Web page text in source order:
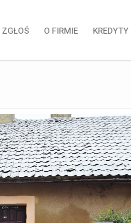
ZGŁOŚ O FIRMIE KREDYTY